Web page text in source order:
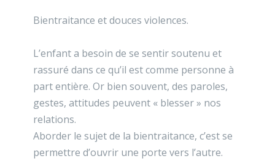
Bientraitance et douces violences.
L’enfant a besoin de se sentir soutenu et
rassuré dans ce qu’il est comme personne à
part entière. Or bien souvent, des paroles,
gestes, attitudes peuvent « blesser » nos
relations.
Aborder le sujet de la bientraitance, c’est se
permettre d’ouvrir une porte vers l’autre.